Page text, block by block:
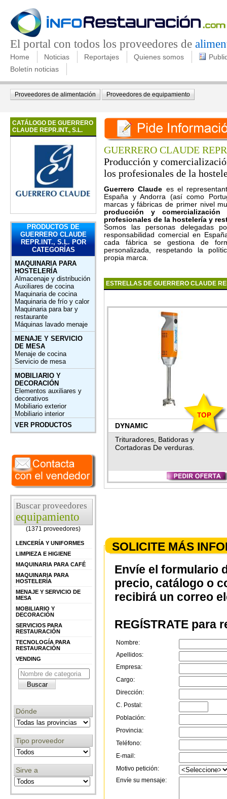
El portal con todos los proveedores de
Home Noticias Reportajes Quienes somos
Boletín noticias
Proveedores de alimentación Proveedores de equipamiento
CATÁLOGO DE GUERRERO
CLAUDE REPR.INT., S.L.
PRODUCTOS DE
GUERRERO CLAUDE
REPR.INT., S.L. POR
CATEGORÍAS
MAQUINARIA PARA
HOSTELERÍA
Almacenaje y distribución
Auxiliares de cocina
Maquinaria de cocina
Maquinaria de frío y calor
Maquinaria para bar y
restaurante
Máquinas lavado menaje
MENAJE Y SERVICIO
DE MESA
Menaje de cocina
Servicio de mesa
MOBILIARIO Y
DECORACIÓN
Elementos auxiliares y
decorativos
Mobiliario exterior
Mobiliario interior
VER PRODUCTOS
Buscar proveedores
equipamiento
(1371 proveedores)
LENCERÍA Y UNIFORMES
LIMPIEZA E HIGIENE
MAQUINARIA PARA CAFÉ
MAQUINARIA PARA
HOSTELERÍA
MENAJE Y SERVICIO DE
MESA
MOBILIARIO Y
DECORACIÓN
SERVICIOS PARA
RESTAURACIÓN
TECNOLOGÍA PARA
RESTAURACIÓN
VENDING
Dónde
Tipo proveedor
Sirve a
GUERRERO CLAUDE
Producción y
los profesionales de la
Guerrero Claude es el
España y Andorra (así como
marcas y fábricas de primer nivel
producción y
profesionales de la hostelería y
Somos las personas delegadas
responsabilidad comercial en
cada fábrica se gestiona de
personalizada, respetando la
propia marca.
ESTRELLAS DE GUERRERO CLAUDE
DYNAMIC
Trituradores, Batidoras y
Cortadoras De verduras.
SOLICITE MÁS
Envíe el formulario
precio, catálogo o
recibirá un correo
REGÍSTRATE para
Nombre:
Apellidos:
Empresa:
Cargo:
Dirección:
C. Postal:
Población:
Provincia:
Teléfono:
E-mail:
Motivo petición:
Envíe su mensaje: